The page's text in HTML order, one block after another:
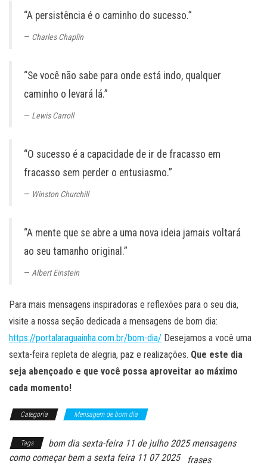
“A persistência é o caminho do sucesso.”
Charles Chaplin
“Se você não sabe para onde está indo, qualquer
caminho o levará lá.”
Lewis Carroll
“O sucesso é a capacidade de ir de fracasso em
fracasso sem perder o entusiasmo.”
Winston Churchill
“A mente que se abre a uma nova ideia jamais voltará
ao seu tamanho original.”
Albert Einstein
Para mais mensagens inspiradoras e reflexões para o seu dia,
visite a nossa seção dedicada a mensagens de bom dia:
https://portalaraguainha.com.br/bom-dia/ Desejamos a você uma
sexta-feira repleta de alegria, paz e realizações. Que este dia
seja abençoado e que você possa aproveitar ao máximo
cada momento!
Categoria Mensagem de bom dia
Tags
bom dia sexta-feira 11 de julho 2025 mensagens
como começar bem a sexta feira 11 07 2025
frases